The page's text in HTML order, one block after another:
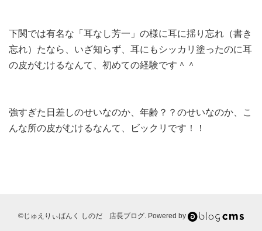
下関では有名な「耳なし芳一」の様に耳に揺り忘れ（書き
忘れ）たなら、いざ知らず、耳にもシッカリ塗ったのに耳
の皮がむけるなんて、初めての経験です＾＾
強すぎた日差しのせいなのか、年齢？？のせいなのか、こ
んな所の皮がむけるなんて、ビックリです！！
©じゅえりぃばんく しのだ 店長ブログ. Powered by